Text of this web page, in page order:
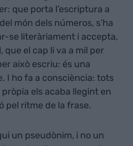
que porta l’escriptura a
món dels números, s’ha
se literàriament i accepta,
que el cap li va a mil per
això escriu: és una
I ho fa a consciència: tots
els acaba llegint en
pel ritme de la frase.
un pseudònim, i no un